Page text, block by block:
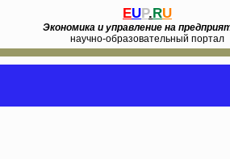
EUP.RU
Экономика и управление на
научно-образовательный портал